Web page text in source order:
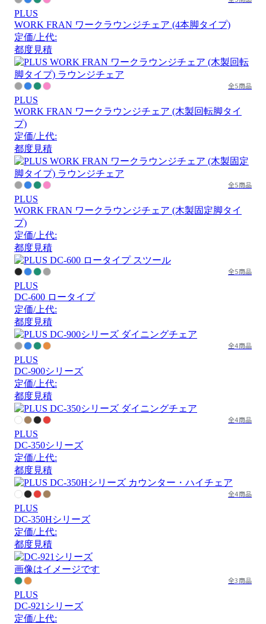
PLUS
WORK FRAN ワークラウンジチェア (4本脚タイプ)
定価/上代:
都度見積
全5商品
PLUS
WORK FRAN ワークラウンジチェア (木製回転脚タイ
プ)
定価/上代:
都度見積
全5商品
PLUS
WORK FRAN ワークラウンジチェア (木製固定脚タイ
プ)
定価/上代:
都度見積
全5商品
PLUS
DC-600 ロータイプ
定価/上代:
都度見積
全4商品
PLUS
DC-900シリーズ
定価/上代:
都度見積
全4商品
PLUS
DC-350シリーズ
定価/上代:
都度見積
全4商品
PLUS
DC-350Hシリーズ
定価/上代:
都度見積
画像はイメージです
全3商品
PLUS
DC-921シリーズ
定価/上代: